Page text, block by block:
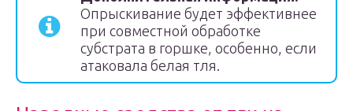
Опрыскивание будет эффективнее
при совместной обработке
субстрата в горшке, особенно, если
атаковала белая тля.